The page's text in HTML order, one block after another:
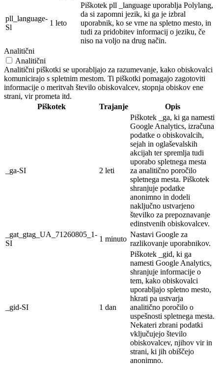
pll_language-
Sl
1 leto
Piškotek pll _language uporablja Polylang,
da si zapomni jezik, ki ga je izbral
uporabnik, ko se vrne na spletno mesto, in
tudi za pridobitev informacij o jeziku, če
niso na voljo na drug način.
Analitični
Analitični
Analitični piškotki se uporabljajo za razumevanje, kako obiskovalci
komunicirajo s spletnim mestom. Ti piškotki pomagajo zagotoviti
informacije o meritvah število obiskovalcev, stopnja obiskov ene
strani, vir prometa itd.
Piškotek
Trajanje Opis
_ga-SI 2 leti
Piškotek _ga, ki ga namesti
Google Analytics, izračuna
podatke o obiskovalcih,
sejah in oglaševalskih
akcijah ter spremlja tudi
uporabo spletnega mesta
za analitično poročilo
spletnega mesta. Piškotek
shranjuje podatke
anonimno in dodeli
naključno ustvarjeno
številko za prepoznavanje
edinstvenih obiskovalcev.
_gat_gtag_UA_71260805_1-
SI
1 minuto
Nastavi Google za
razlikovanje uporabnikov.
_gid-SI 1 dan
Piškotek _gid, ki ga
namesti Google Analytics,
shranjuje informacije o
tem, kako obiskovalci
uporabljajo spletno mesto,
hkrati pa ustvarja
analitično poročilo o
uspešnosti spletnega mesta.
Nekateri zbrani podatki
vključujejo število
obiskovalcev, njihov vir in
strani, ki jih obiščejo
anonimno.